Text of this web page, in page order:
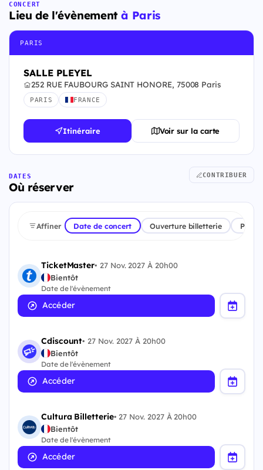
CONCERT
Lieu de l'évènementà Paris
PARIS
SALLE PLEYEL
252 RUE FAUBOURG SAINT HONORE, 75008 Paris
PARIS FRANCE
Itinéraire Voir sur la carte
DATES
Où réserver
CONTRIBUER
Affiner Date de concert Ouverture billetterie
TicketMaster• 27 Nov. 2027 À 20h00
Bientôt
Date de l'évènement
Accéder
Cdiscount• 27 Nov. 2027 À 20h00
Bientôt
Date de l'évènement
Accéder
Cultura Billetterie• 27 Nov. 2027 À 20h00
Bientôt
Date de l'évènement
Accéder